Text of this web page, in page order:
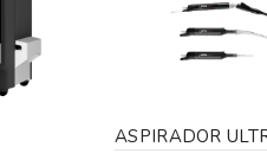
ASPIRADOR